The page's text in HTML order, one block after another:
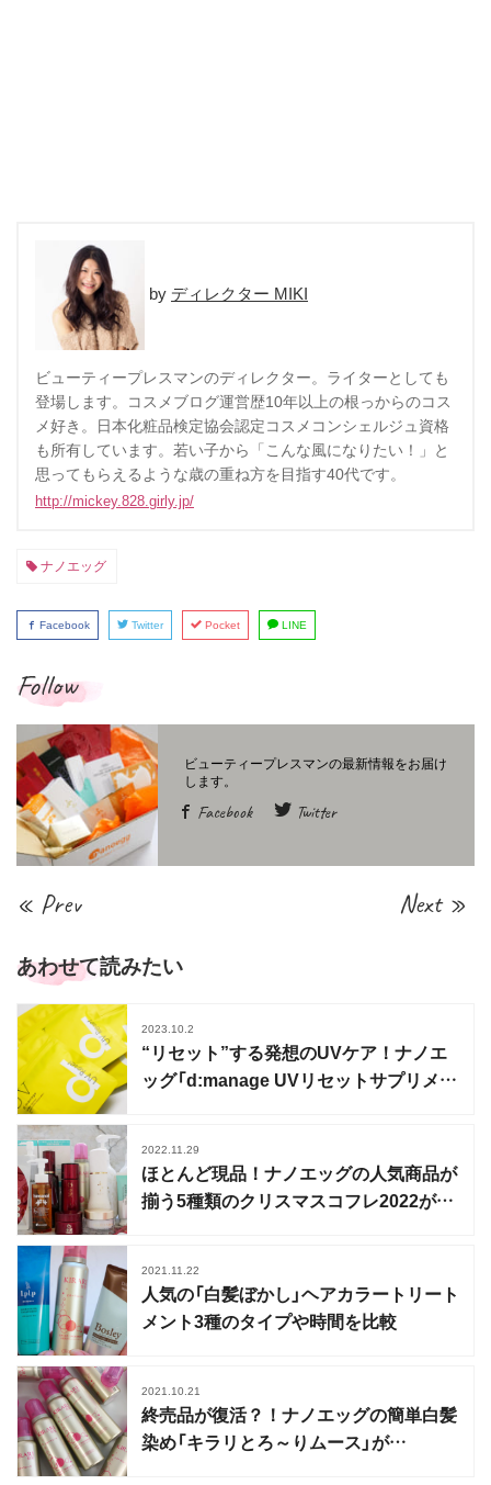
ディレクター MIKI
ビューティープレスマンのディレクター。ライターとしても
登場します。コスメブログ運営歴10年以上の根っからのコス
メ好き。日本化粧品検定協会認定コスメコンシェルジュ資格
も所有しています。若い子から「こんな風になりたい！」と
思ってもらえるような歳の重ね方を目指す40代です。
http://mickey.828.girly.jp/
ナノエッグ
Facebook Twitter Pocket LINE
Follow
Facebook Twitter
« Prev Next »
あわせて読みたい
2023.10.2
“リセット”する発想のUVケア！ナノエ
ッグ「d:manage UVリセットサプリメン
2022.11.29
ほとんど現品！ナノエッグの人気商品が
揃う5種類のクリスマスコフレ2022が発
2021.11.22
人気の「白髪ぼかし」ヘアカラートリート
メント3種のタイプや時間を比較
2021.10.21
終売品が復活？！ナノエッグの簡単白髪
染め「キラリとろ～りムース」が